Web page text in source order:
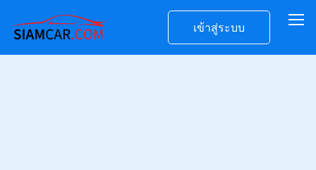
เข้าสู่ระบบ